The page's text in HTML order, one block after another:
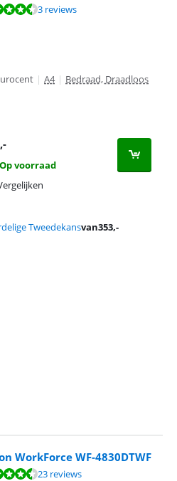
op 3 reviews.
3 reviews
| A4 | Bedraad, Draadloos
,-
Op voorraad
Tweedekansvan353,-
WorkForce WF-4830DTWF
op 23 reviews.
23 reviews